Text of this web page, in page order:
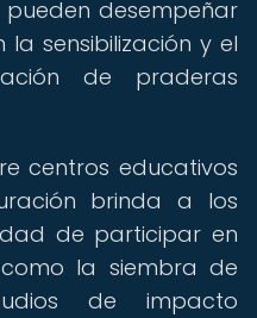
pueden desempeñar
sensibilización y el
de praderas
centros educativos
brinda a los
de participar en
la siembra de
de impacto